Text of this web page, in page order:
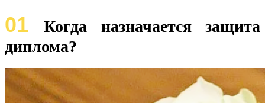
01Когда назначается защита
диплома?